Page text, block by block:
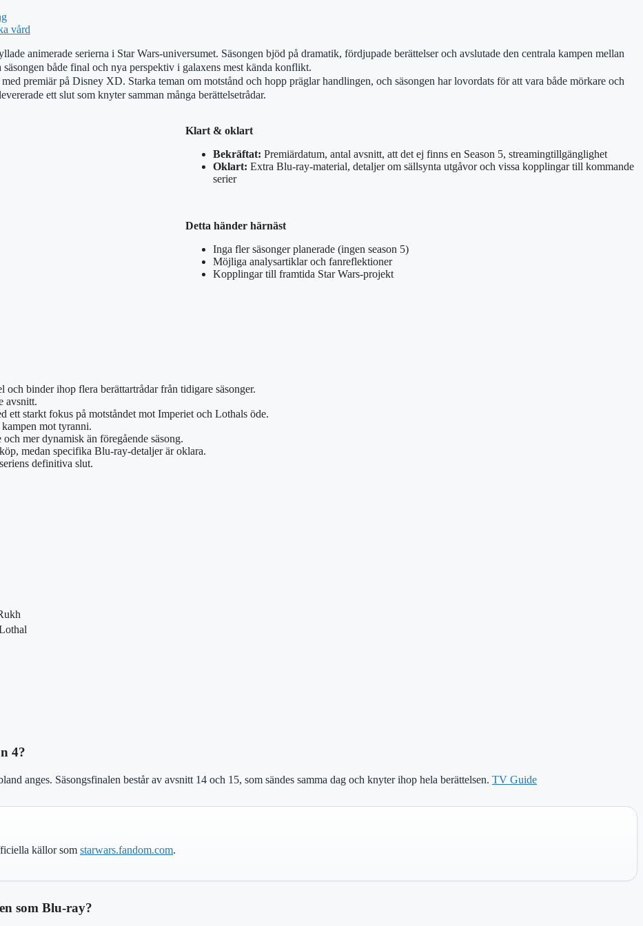
vård
animerade serierna i Star Wars-universumet. Säsongen bjöd på dramatik, fördjupade berättelser och avslutade den centrala kampen mellan
både final och nya perspektiv i galaxens mest kända konflikt.
premiär på Disney XD. Starka teman om motstånd och hopp präglar handlingen, och säsongen har lovordats för att vara både mörkare och
ett slut som knyter samman många berättelsetrådar.
Klart & oklart
Bekräftat: Premiärdatum, antal avsnitt, att det ej finns en Season 5, streamingtillgänglighet
Oklart: Extra Blu-ray-material, detaljer om sällsynta utgåvor och vissa kopplingar till kommande
serier
Detta händer härnäst
Inga fler säsonger planerade (ingen season 5)
Möjliga analysartiklar och fanreflektioner
Kopplingar till framtida Star Wars-projekt
och binder ihop flera berättartrådar från tidigare säsonger.
avsnitt.
ett starkt fokus på motståndet mot Imperiet och Lothals öde.
mot tyranni.
mer dynamisk än föregående säsong.
medan specifika Blu-ray-detaljer är oklara.
definitiva slut.
4?
anges. Säsongsfinalen består av avsnitt 14 och 15, som sändes samma dag och knyter ihop hela berättelsen. TV Guide
källor som starwars.fandom.com.
som Blu-ray?